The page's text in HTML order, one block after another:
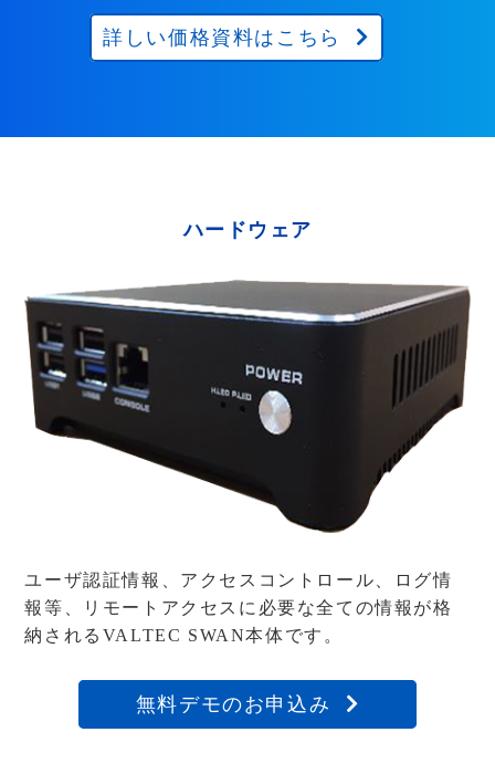
詳しい価格資料はこちら
ハードウェア
ユーザ認証情報、アクセスコントロール、ログ情
報等、
リモートアクセスに必要な全ての情報が格
納されるVALTEC SWAN本体です。
無料デモのお申込み